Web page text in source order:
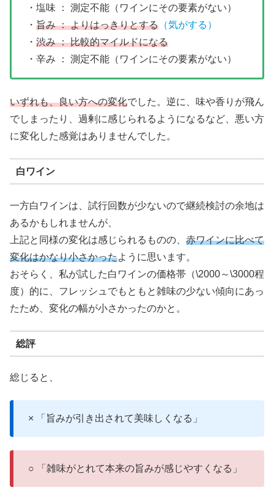
・塩味 ： 測定不能（ワインにその要素がない）
・ 旨み ： よりはっきりとする （気がする）
・ 渋み ： 比較的マイルドになる
・辛み ： 測定不能（ワインにその要素がない）
いずれも、良い方への変化でした。逆に、味や香りが飛ん
でしまったり、過剰に感じられるようになるなど、悪い方
に変化した感覚はありませんでした。
白ワイン
一方白ワインは、試行回数が少ないので継続検討の余地は
あるかもしれませんが、
上記と同様の変化は感じられるものの、 赤ワインに比べて
変化はかなり小さかったように思います。
おそらく、私が試した白ワインの価格帯（\2000～\3000程
度）的に、フレッシュでもともと雑味の少ない傾向にあっ
たため、変化の幅が小さかったのかと。
総評
総じると、
× 「旨みが引き出されて美味しくなる」
○ 「雑味がとれて本来の旨みが感じやすくなる」